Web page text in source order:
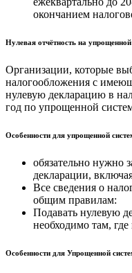
окончанием
Нулевая отчётность на
Организации, которые
налогообложения с
нулевую декларацию в
год по упрощенной
Особенности для упрощенной
обязательно нужно
декларации,
Все сведения о
общим правилам:
Подавать нулевую
необходимо там,
Особенности для Упрощенной